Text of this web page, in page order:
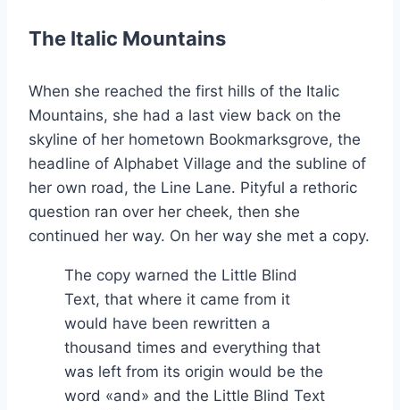
The Italic Mountains
When she reached the first hills of the Italic
Mountains, she had a last view back on the
skyline of her hometown Bookmarksgrove, the
headline of Alphabet Village and the subline of
her own road, the Line Lane. Pityful a rethoric
question ran over her cheek, then she
continued her way. On her way she met a copy.
The copy warned the Little Blind
Text, that where it came from it
would have been rewritten a
thousand times and everything that
was left from its origin would be the
word «and» and the Little Blind Text